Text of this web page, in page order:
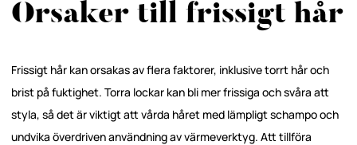
Orsaker till frissigt hår
Frissigt hår kan orsakas av flera faktorer, inklusive torrt hår och
brist på fuktighet. Torra lockar kan bli mer frissiga och svåra att
styla, så det är viktigt att vårda håret med lämpligt schampo och
undvika överdriven användning av värmeverktyg. Att tillföra